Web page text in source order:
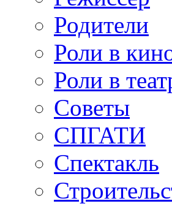
Родители
Роли в
Роли в
Советы
СПГАТИ
Спектакль